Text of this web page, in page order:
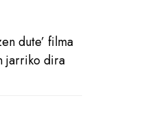
dute’ filma
jarriko dira